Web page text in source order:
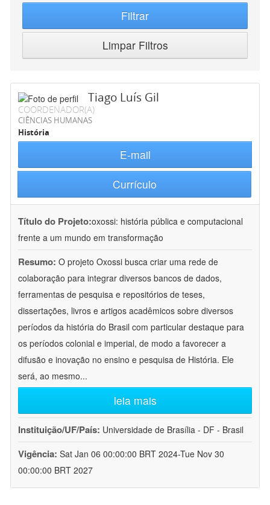
Filtrar
Limpar Filtros
Tiago Luís Gil
COORDENADOR(A)
CIÊNCIAS HUMANAS
História
E-mail
Currículo
Título do Projeto:oxossi: história pública e computacional
frente a um mundo em transformação
Resumo: O projeto Oxossi busca criar uma rede de
colaboração para integrar diversos bancos de dados,
ferramentas de pesquisa e repositórios de teses,
dissertações, livros e artigos acadêmicos sobre diversos
períodos da história do Brasil com particular destaque para
os períodos colonial e imperial, de modo a favorecer a
difusão e inovação no ensino e pesquisa de História. Ele
será, ao mesmo...
leia mais
Instituição/UF/País: Universidade de Brasília - DF - Brasil
Vigência: Sat Jan 06 00:00:00 BRT 2024-Tue Nov 30
00:00:00 BRT 2027